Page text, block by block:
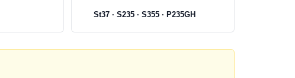
St37 · S235 · S355 · P235GH